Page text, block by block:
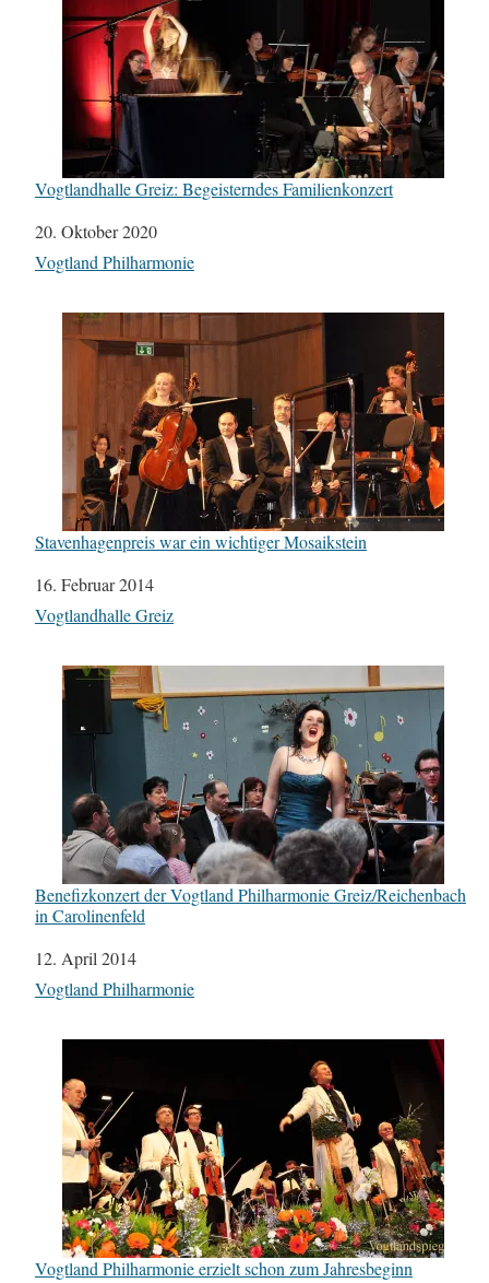
Vogtlandhalle Greiz: Begeisterndes Familienkonzert
Datum
20. Oktober 2020
In Bezug auf
Vogtland Philharmonie
Stavenhagenpreis war ein wichtiger Mosaikstein
Datum
16. Februar 2014
In Bezug auf
Vogtlandhalle Greiz
Benefizkonzert der Vogtland Philharmonie Greiz/Reichenbach
in Carolinenfeld
Datum
12. April 2014
In Bezug auf
Vogtland Philharmonie
Vogtland Philharmonie erzielt schon zum Jahresbeginn